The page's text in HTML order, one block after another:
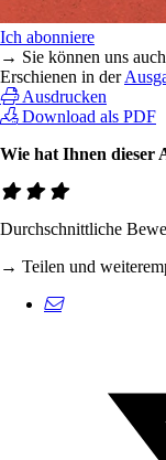
Ich abonniere
→ Sie können uns
Erschienen in der
Ausdrucken
Download als PDF
Wie hat Ihnen dieser
Durchschnittliche
→ Teilen und